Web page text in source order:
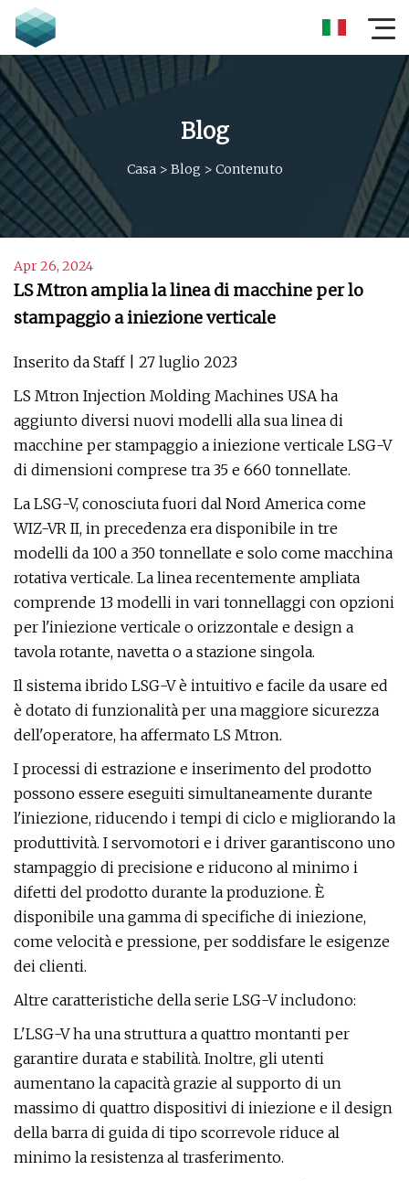
Blog
Casa > Blog > Contenuto
Apr 26, 2024
LS Mtron amplia la linea di macchine per lo
stampaggio a iniezione verticale
Inserito da Staff | 27 luglio 2023
LS Mtron Injection Molding Machines USA ha
aggiunto diversi nuovi modelli alla sua linea di
macchine per stampaggio a iniezione verticale LSG-V
di dimensioni comprese tra 35 e 660 tonnellate.
La LSG-V, conosciuta fuori dal Nord America come
WIZ-VR II, in precedenza era disponibile in tre
modelli da 100 a 350 tonnellate e solo come macchina
rotativa verticale. La linea recentemente ampliata
comprende 13 modelli in vari tonnellaggi con opzioni
per l'iniezione verticale o orizzontale e design a
tavola rotante, navetta o a stazione singola.
Il sistema ibrido LSG-V è intuitivo e facile da usare ed
è dotato di funzionalità per una maggiore sicurezza
dell'operatore, ha affermato LS Mtron.
I processi di estrazione e inserimento del prodotto
possono essere eseguiti simultaneamente durante
l'iniezione, riducendo i tempi di ciclo e migliorando la
produttività. I servomotori e i driver garantiscono uno
stampaggio di precisione e riducono al minimo i
difetti del prodotto durante la produzione. È
disponibile una gamma di specifiche di iniezione,
come velocità e pressione, per soddisfare le esigenze
dei clienti.
Altre caratteristiche della serie LSG-V includono:
L'LSG-V ha una struttura a quattro montanti per
garantire durata e stabilità. Inoltre, gli utenti
aumentano la capacità grazie al supporto di un
massimo di quattro dispositivi di iniezione e il design
della barra di guida di tipo scorrevole riduce al
minimo la resistenza al trasferimento.